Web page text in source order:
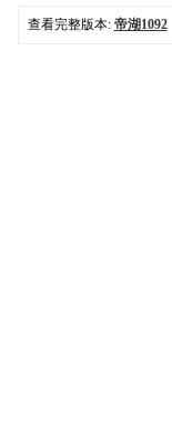
查看完整版本: 帝湖1092